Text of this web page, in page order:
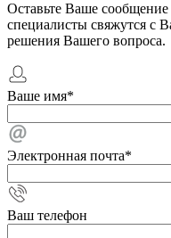
Оставьте Ваше
специалисты свяжутся с
решения Вашего вопроса.
Ваше имя*
Электронная почта*
Ваш телефон